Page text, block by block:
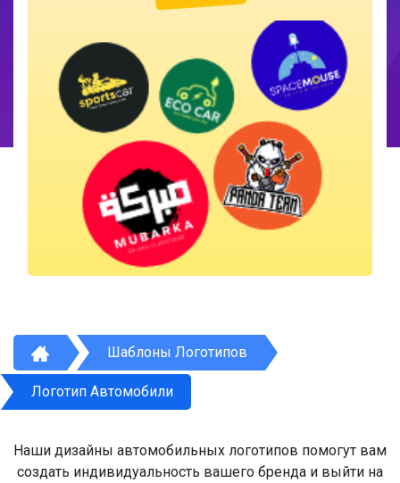
Шаблоны Логотипов
Логотип Автомобили
Наши дизайны автомобильных логотипов помогут вам
создать индивидуальность вашего бренда и выйти на